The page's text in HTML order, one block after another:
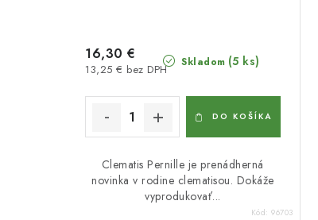
Skladom (5 ks)
13,25 € bez DPH
16,30 €
DO KOŠÍKA
Clematis Pernille je prenádherná
novinka v rodine clematisou. Dokáže
vyprodukovať...
Kód: 96703